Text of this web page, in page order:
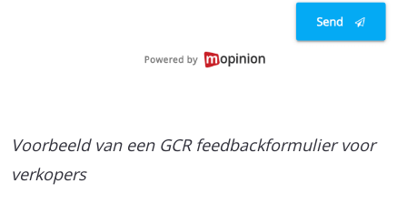
Voorbeeld van een GCR feedbackformulier voor
verkopers